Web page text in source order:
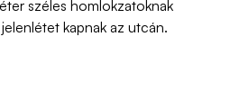
széles homlokzatoknak
kapnak az utcán.